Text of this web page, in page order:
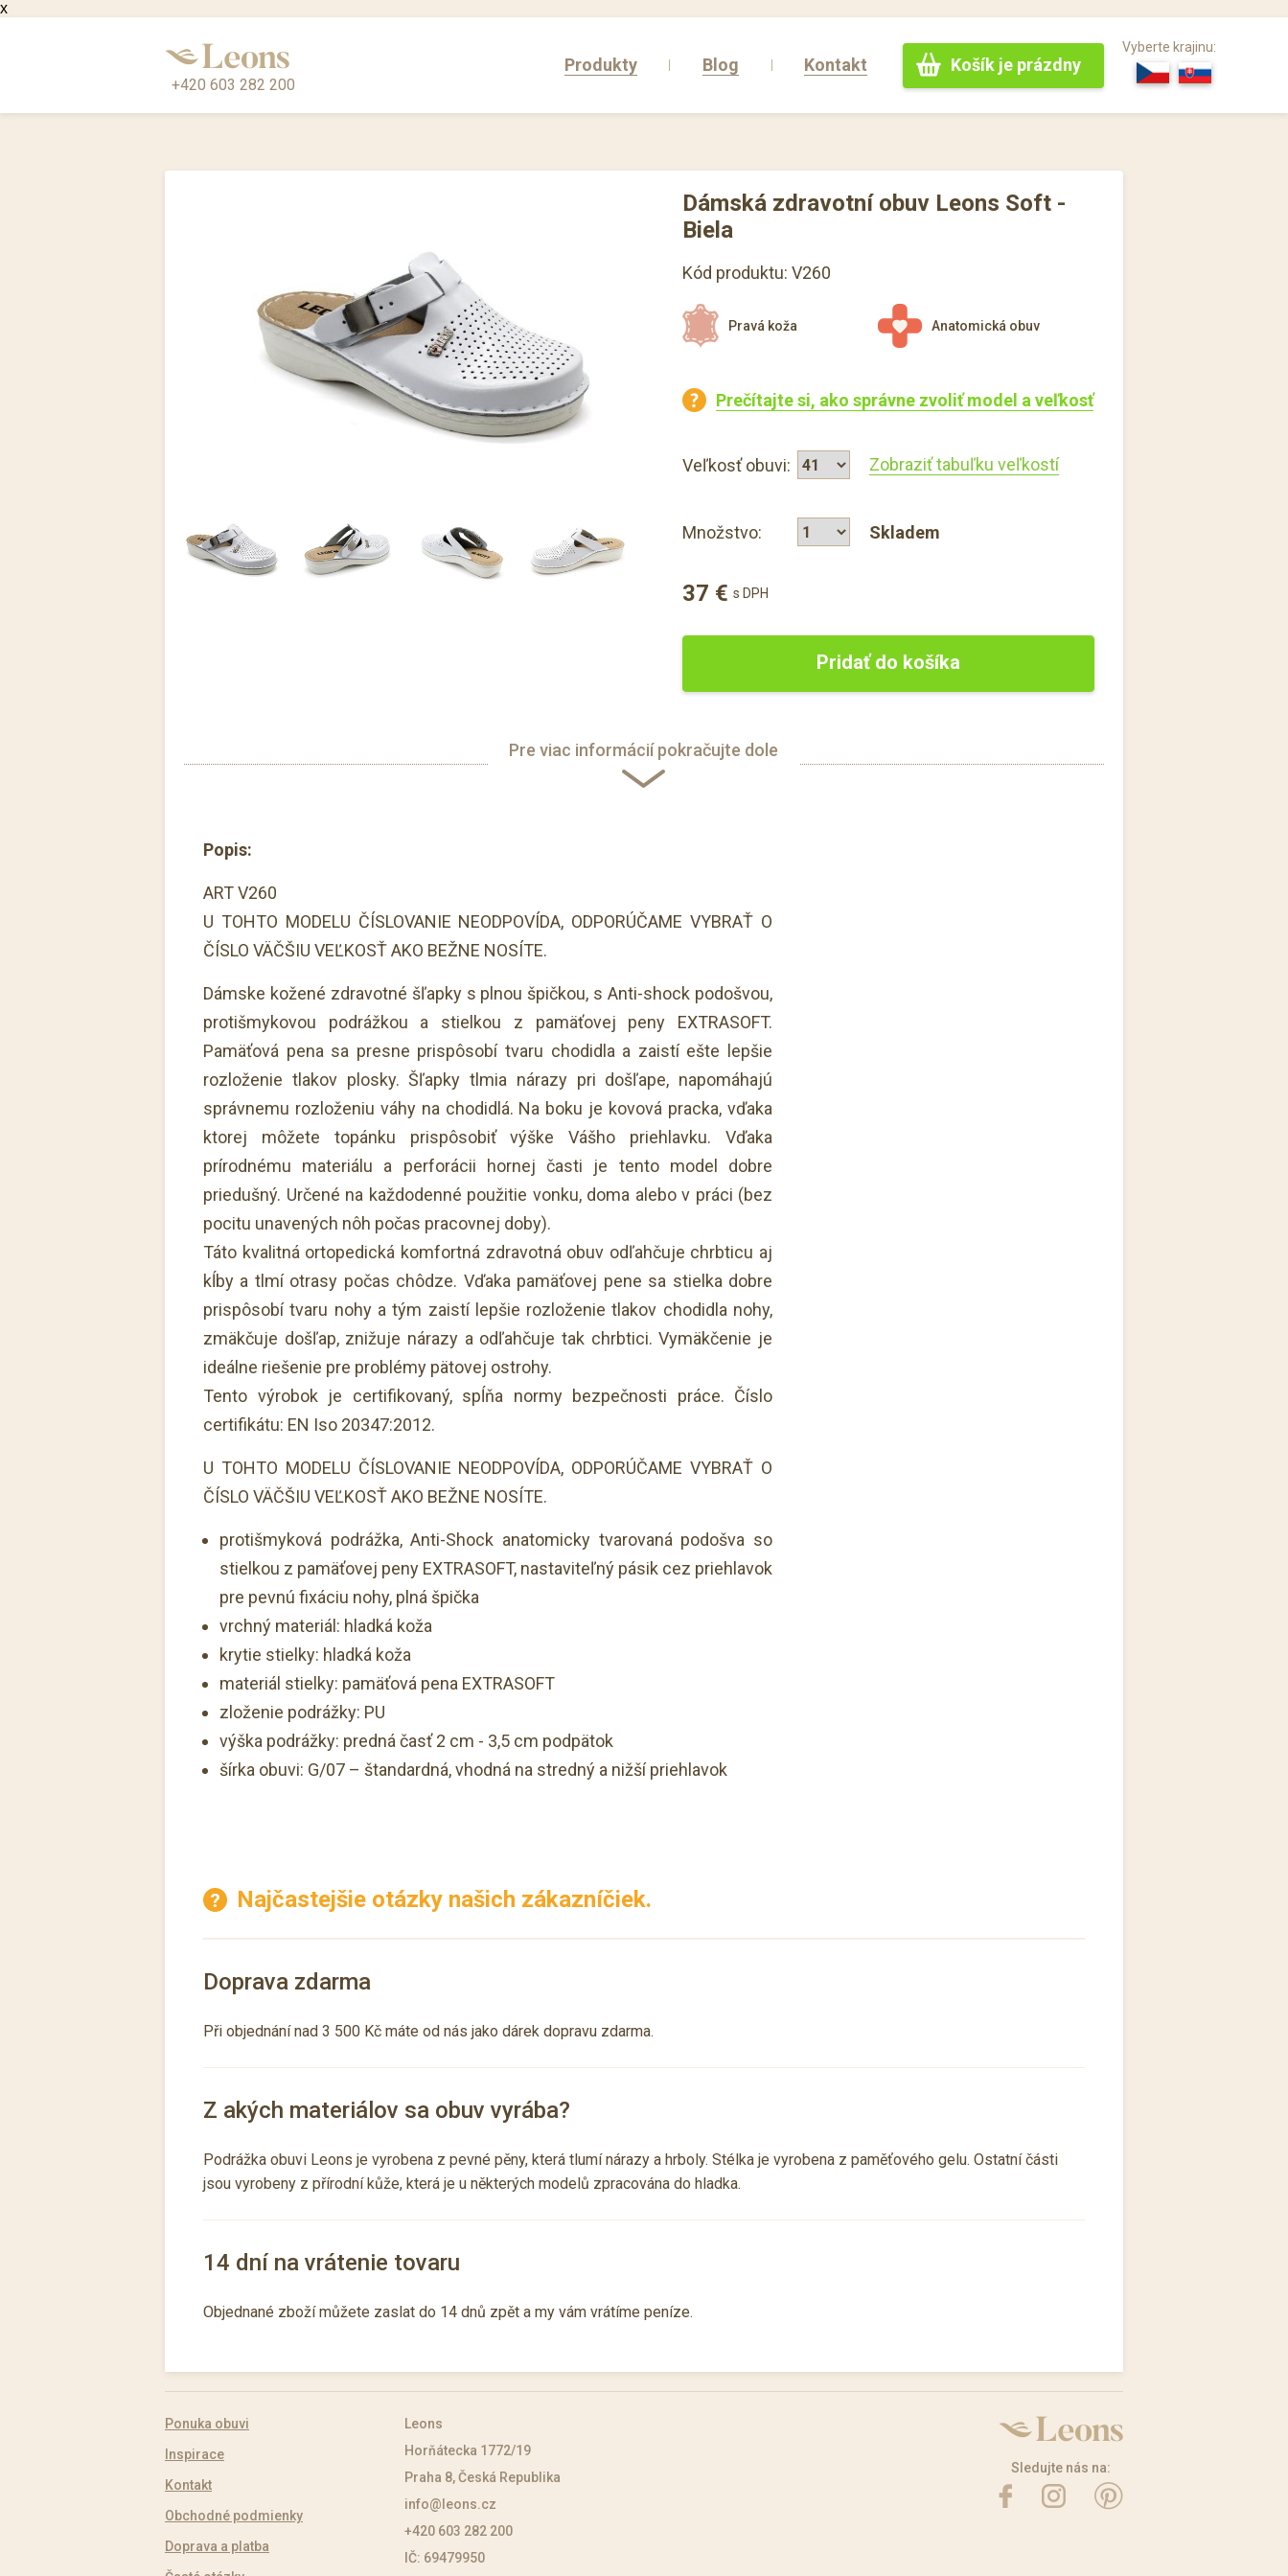
x
+420 603 282 200
Produkty Blog Kontakt Košík je prázdny
Vyberte krajinu:
Dámská zdravotní obuv Leons Soft -
Biela
Kód produktu: V260
Pravá koža Anatomická obuv
Prečítajte si, ako správne zvoliť model a veľkosť
Veľkosť obuvi: Zobraziť tabuľku veľkostí
Množstvo: Skladem
37 € s DPH
Pridať do košíka
Pre viac informácií pokračujte dole
Popis:
ART V260
U TOHTO MODELU ČÍSLOVANIE NEODPOVÍDA, ODPORÚČAME VYBRAŤ O
ČÍSLO VÄČŠIU VEĽKOSŤ AKO BEŽNE NOSÍTE.
Dámske kožené zdravotné šľapky s plnou špičkou, s Anti-shock podošvou,
protišmykovou podrážkou a stielkou z pamäťovej peny EXTRASOFT.
Pamäťová pena sa presne prispôsobí tvaru chodidla a zaistí ešte lepšie
rozloženie tlakov plosky. Šľapky tlmia nárazy pri došľape, napomáhajú
správnemu rozloženiu váhy na chodidlá. Na boku je kovová pracka, vďaka
ktorej môžete topánku prispôsobiť výške Vášho priehlavku. Vďaka
prírodnému materiálu a perforácii hornej časti je tento model dobre
priedušný. Určené na každodenné použitie vonku, doma alebo v práci (bez
pocitu unavených nôh počas pracovnej doby).
Táto kvalitná ortopedická komfortná zdravotná obuv odľahčuje chrbticu aj
kĺby a tlmí otrasy počas chôdze. Vďaka pamäťovej pene sa stielka dobre
prispôsobí tvaru nohy a tým zaistí lepšie rozloženie tlakov chodidla nohy,
zmäkčuje došľap, znižuje nárazy a odľahčuje tak chrbtici. Vymäkčenie je
ideálne riešenie pre problémy pätovej ostrohy.
Tento výrobok je certifikovaný, spĺňa normy bezpečnosti práce. Číslo
certifikátu: EN Iso 20347:2012.
U TOHTO MODELU ČÍSLOVANIE NEODPOVÍDA, ODPORÚČAME VYBRAŤ O
ČÍSLO VÄČŠIU VEĽKOSŤ AKO BEŽNE NOSÍTE.
protišmyková podrážka, Anti-Shock anatomicky tvarovaná podošva so
stielkou z pamäťovej peny EXTRASOFT, nastaviteľný pásik cez priehlavok
pre pevnú fixáciu nohy, plná špička
vrchný materiál: hladká koža
krytie stielky: hladká koža
materiál stielky: pamäťová pena EXTRASOFT
zloženie podrážky: PU
výška podrážky: predná časť 2 cm - 3,5 cm podpätok
šírka obuvi: G/07 – štandardná, vhodná na stredný a nižší priehlavok
Najčastejšie otázky našich zákazníčiek.
Doprava zdarma
Při objednání nad 3 500 Kč máte od nás jako dárek dopravu zdarma.
Z akých materiálov sa obuv vyrába?
Podrážka obuvi Leons je vyrobena z pevné pěny, která tlumí nárazy a hrboly. Stélka je vyrobena z paměťového gelu. Ostatní části
jsou vyrobeny z přírodní kůže, která je u některých modelů zpracována do hladka.
14 dní na vrátenie tovaru
Objednané zboží můžete zaslat do 14 dnů zpět a my vám vrátíme peníze.
Ponuka obuvi
Inspirace
Kontakt
Obchodné podmienky
Doprava a platba
Leons
Horňátecka 1772/19
Praha 8, Česká Republika
info@leons.cz
+420 603 282 200
IČ: 69479950
Sledujte nás na: